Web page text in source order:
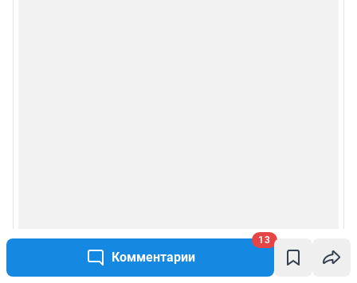
Комментарии
13